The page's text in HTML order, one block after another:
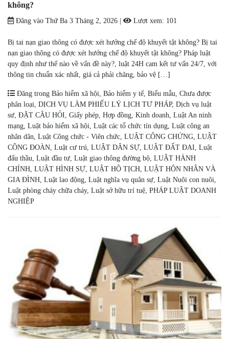
không?
Đăng vào Thứ Ba 3 Tháng 2, 2026 Lượt xem: 101
Bị tai nạn giao thông có được xét hưởng chế độ khuyết tật không? Bị tai
nạn giao thông có được xét hưởng chế độ khuyết tật không? Pháp luật
quy định như thế nào về vấn đề này?, luật 24H cam kết tư vấn 24/7, với
thông tin chuẩn xác nhất, giá cả phải chăng, bảo vệ […]
Đăng trong Bảo hiểm xã hội, Bảo hiểm y tế, Biểu mẫu, Chưa được
phân loại, DỊCH VỤ LÀM PHIẾU LÝ LỊCH TƯ PHÁP, Dịch vụ luật
sư, ĐẶT CÂU HỎI, Giấy phép, Hợp đồng, Kinh doanh, Luật An ninh
mạng, Luật bảo hiểm xã hội, Luật các tổ chức tín dụng, Luật công an
nhân dân, Luật Công chức - Viên chức, LUẬT CÔNG CHỨNG, LUẬT
CÔNG ĐOÀN, Luật cư trú, LUẬT DÂN SỰ, LUẬT ĐẤT ĐAI, Luật
đấu thầu, Luật đầu tư, Luật giao thông đường bộ, LUẬT HÀNH
CHÍNH, LUẬT HÌNH SỰ, LUẬT HỘ TỊCH, LUẬT HÔN NHÂN VÀ
GIA ĐÌNH, Luật lao động, Luật nghĩa vụ quân sự, Luật Nuôi con nuôi,
Luật phòng cháy chữa cháy, Luật sở hữu trí tuệ, PHÁP LUẬT DOANH
NGHIỆP